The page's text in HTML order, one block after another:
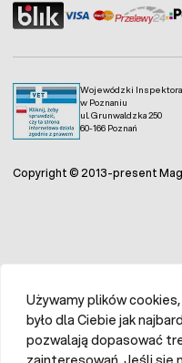
Wojewódzki
w Poznaniu
ul. Grunwaldzka 250
60-166 Poznań
Copyright © 2013-present
Używamy plików
było dla Ciebie jak
pozwalają dopasować